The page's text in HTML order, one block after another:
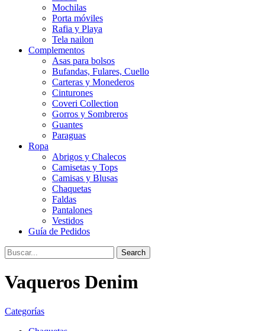
Mochilas
Porta móviles
Rafia y Playa
Tela nailon
Complementos
Asas para bolsos
Bufandas, Fulares, Cuello
Carteras y Monederos
Cinturones
Coveri Collection
Gorros y Sombreros
Guantes
Paraguas
Ropa
Abrigos y Chalecos
Camisetas y Tops
Camisas y Blusas
Chaquetas
Faldas
Pantalones
Vestidos
Guía de Pedidos
Search
Vaqueros Denim
Categorías